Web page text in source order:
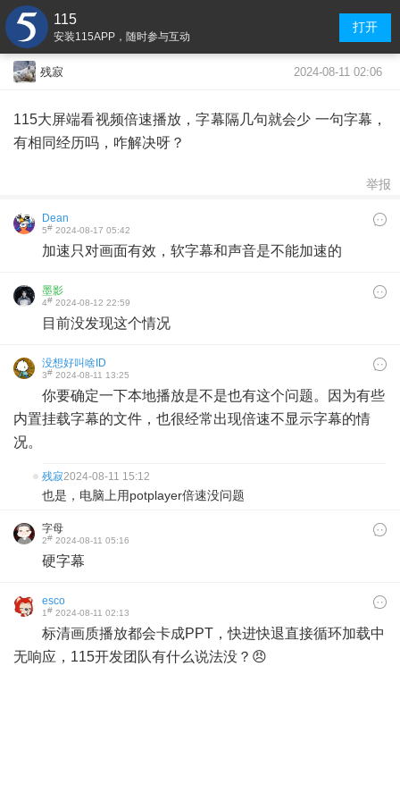
115
安装115APP，随时参与互动
打开
残寂 2024-08-11 02:06
115大屏端看视频倍速播放，字幕隔几句就会少 一句字幕，
有相同经历吗，咋解决呀？
举报
Dean
5# 2024-08-17 05:42
加速只对画面有效，软字幕和声音是不能加速的
墨影
4# 2024-08-12 22:59
目前没发现这个情况
没想好叫啥ID
3# 2024-08-11 13:25
你要确定一下本地播放是不是也有这个问题。因为有些
内置挂载字幕的文件，也很经常出现倍速不显示字幕的情
况。
残寂2024-08-11 15:12
也是，电脑上用potplayer倍速没问题
字母
2# 2024-08-11 05:16
硬字幕
esco
1# 2024-08-11 02:13
标清画质播放都会卡成PPT，快进快退直接循环加载中
无响应，115开发团队有什么说法没？😠